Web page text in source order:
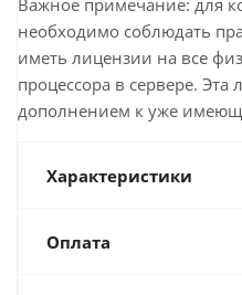
Важное примечание: для
необходимо соблюдать
иметь лицензии на все
процессора в сервере. Эта
дополнением к уже
Характеристики
Оплата